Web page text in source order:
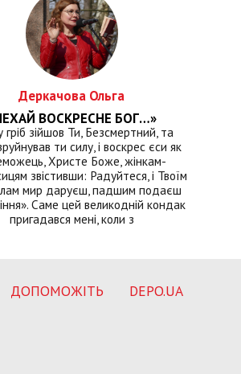
Деркачова Ольга
ВОСКРЕСНЕ БОГ…»
гріб зійшов Ти, Безсмертний, та
ти силу, і воскрес єси як
Христе Боже, жінкам-
звістивши: Радуйтеся, і Твоїм
мир даруєш, падшим подаєш
Саме цей великодній кондак
пригадався мені, коли з
ДОПОМОЖІТЬ DEPO.UA